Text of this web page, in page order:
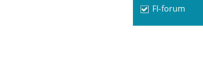
FI-forum